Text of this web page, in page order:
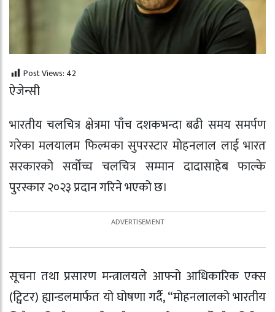
Post Views: 42
ऐजेन्सी
भारतीय चलचित्र क्षेत्रमा पाँच दशकभन्दा बढी समय समर्पण
गरेका मलयालम फिल्मका सुपरस्टार मोहनलाल लाई भारत
सरकारको सर्वोच्च चलचित्र सम्मान दादासाहेब फाल्के
पुरस्कार २०२३ प्रदान गरिने भएको छ।
सूचना तथा प्रसारण मन्त्रालयले आफ्नो आधिकारिक एक्स
(ट्विटर) ह्यान्डलमार्फत यो घोषणा गर्दै, “मोहनलालको भारतीय